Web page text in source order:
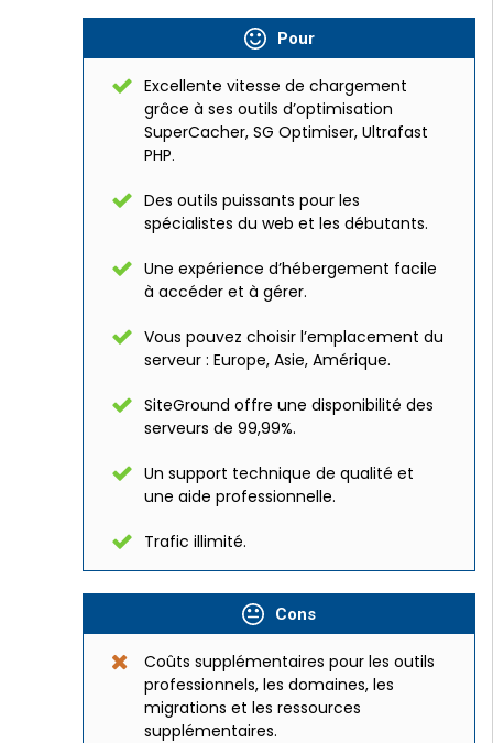
Pour
Excellente vitesse de chargement
grâce à ses outils d’optimisation
SuperCacher, SG Optimiser, Ultrafast
PHP.
Des outils puissants pour les
spécialistes du web et les débutants.
Une expérience d’hébergement facile
à accéder et à gérer.
Vous pouvez choisir l’emplacement du
serveur : Europe, Asie, Amérique.
SiteGround offre une disponibilité des
serveurs de 99,99%.
Un support technique de qualité et
une aide professionnelle.
Trafic illimité.
Cons
Coûts supplémentaires pour les outils
professionnels, les domaines, les
migrations et les ressources
supplémentaires.